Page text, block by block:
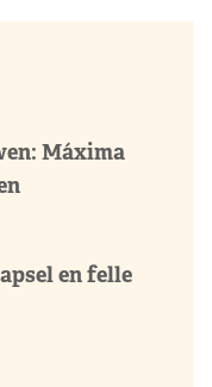
Máxima
en felle